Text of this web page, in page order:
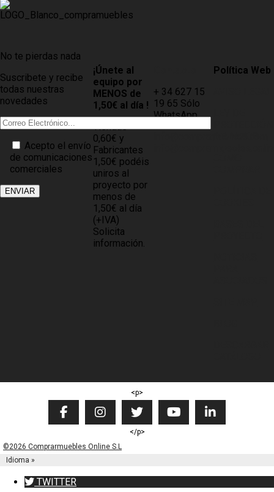
No te pierdas nada
Suscribete y recibe
todas nuestras
novedades
Acepto el envío
de comunicaciones
comerciales
¡Únete al
equipo por
MENOS de
1,50€ al día !
Tiendas
0,60€ y
Fabricantes
1,50€ podéis
uniros al
proyecto por
menos de
1,50€ al día
(+IVA)
Solicita
información.
+ 34 627 15
19 65 Sólo
WhatsApp
Política Web
<p>
</p>
©2026 Comprarmuebles Online S.L
Idioma »
TWITTER